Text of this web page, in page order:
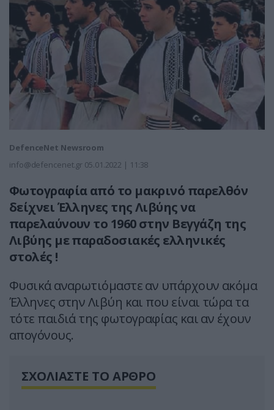
DefenceNet Newsroom
info@defencenet.gr 05.01.2022 | 11:38
Φωτογραφία από το μακρινό παρελθόν
δείχνει Έλληνες της Λιβύης να
παρελαύνουν το 1960 στην Βεγγάζη της
Λιβύης με παραδοσιακές ελληνικές
στολές !
Φυσικά αναρωτιόμαστε αν υπάρχουν ακόμα
Έλληνες στην Λιβύη και που είναι τώρα τα
τότε παιδιά της φωτογραφίας και αν έχουν
απογόνους.
ΣΧΟΛΙΑΣΤΕ ΤΟ ΑΡΘΡΟ